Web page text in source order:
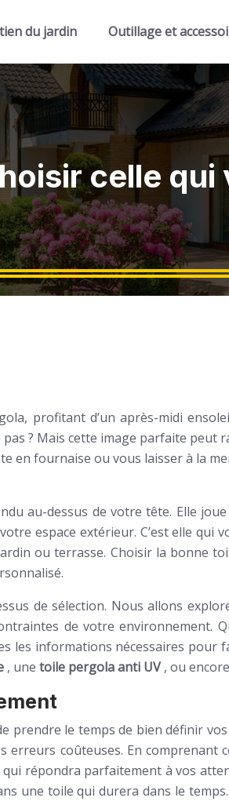
du jardin Outillage et
celle
profitant d’un après-midi
? Mais cette image parfaite
en fournaise ou vous laisser à la
au-dessus de votre tête. Elle
espace extérieur. C’est elle
ou terrasse. Choisir la bonne
de sélection. Nous allons
de votre environnement.
les informations nécessaires
, une toile pergola anti UV, ou
prendre le temps de bien définir
coûteuses. En
répondra parfaitement à vos
une toile qui durera dans le